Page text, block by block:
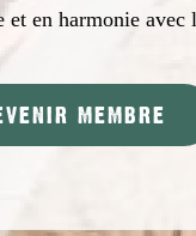
en harmonie avec
MEMBRE